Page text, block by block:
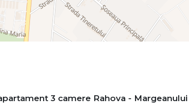
3 camere Rahova - Margeanului